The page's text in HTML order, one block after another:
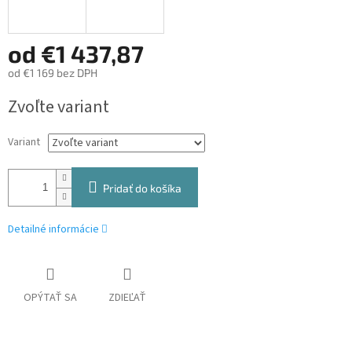
od €1 437,87
od €1 169 bez DPH
cena:
Zvoľte variant
Variant
Pridať do košíka
Detailné informácie
OPÝTAŤ SA ZDIEĽAŤ